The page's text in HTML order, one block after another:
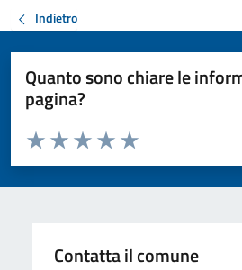
Indietro
Quanto sono chiare le
pagina?
Valuta da 1 a 5 stelle la pagina
Valuta 5 stelle su 5
Valuta 4 stelle su 5
Valuta 3 stelle su 5
Valuta 2 stelle su 5
Valuta 1 stelle su 5
Contatta il comune